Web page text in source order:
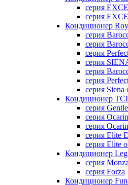
серия
серия
Кондиционер
серия
серия
серия
серия
серия
серия
серия Siena
Кондиционер
серия
серия
серия
серия Elite
серия Elite
Кондиционер
серия Monza
серия Forza
Кондиционер